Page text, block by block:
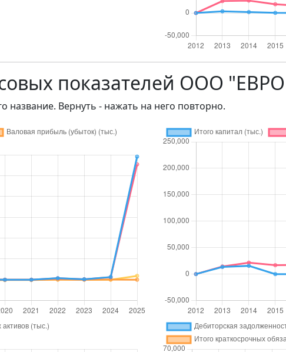
показателей ООО
название. Вернуть - нажать на него повторно.